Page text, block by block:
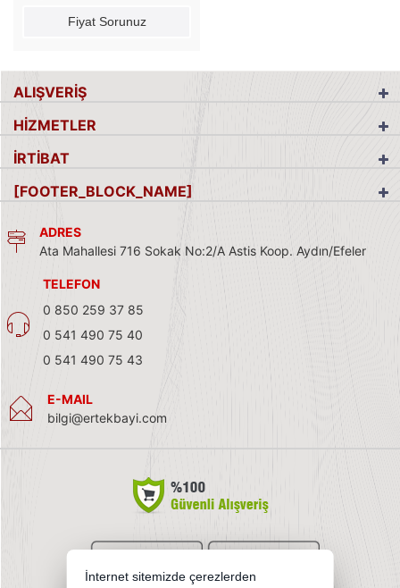
Fiyat Sorunuz
ALIŞVERİŞ
HİZMETLER
İRTİBAT
[FOOTER_BLOCK_NAME]
ADRES
Ata Mahallesi 716 Sokak No:2/A Astis Koop. Aydın/Efeler
TELEFON
0 850 259 37 85
0 541 490 75 40
0 541 490 75 43
E-MAIL
bilgi@ertekbayi.com
İnternet sitemizde çerezlerden